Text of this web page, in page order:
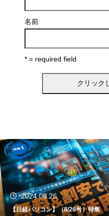
名前
* = required field
2024.06.24
【日経パソコン】（6/24号）【生